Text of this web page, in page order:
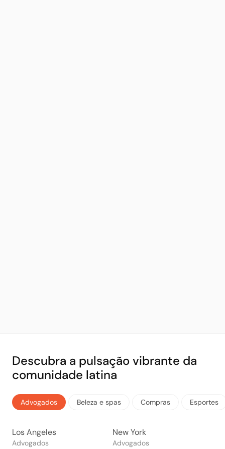
Descubra a pulsação vibrante da
comunidade latina
Advogados Beleza e spas Compras Esportes
Los Angeles
Advogados
New York
Advogados